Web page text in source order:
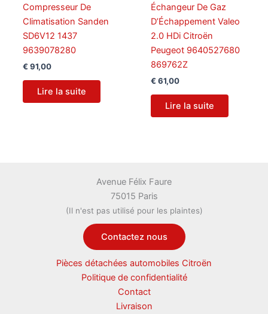
Compresseur De
Climatisation Sanden
SD6V12 1437
9639078280
€ 91,00
Lire la suite
Échangeur De Gaz
D’Échappement Valeo
2.0 HDi Citroën
Peugeot 9640527680
869762Z
€ 61,00
Lire la suite
Avenue Félix Faure
75015 Paris
(Il n'est pas utilisé pour les plaintes)
Contactez nous
Pièces détachées automobiles Citroën
Politique de confidentialité
Contact
Livraison